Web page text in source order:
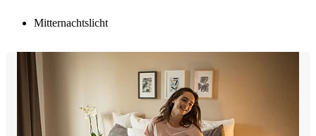
Mitternachtslicht